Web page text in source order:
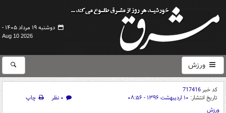
دوشنبه ۱۹ مرداد ۱۴۰۵ -
Aug 10 2026
ورزش
کد خبر717416
تاریخ انتشار: ۱۰ اردیبهشت ۱۳۹۶ - ۰۸:۵۶ ۰ نظر
چاپ
ورزش